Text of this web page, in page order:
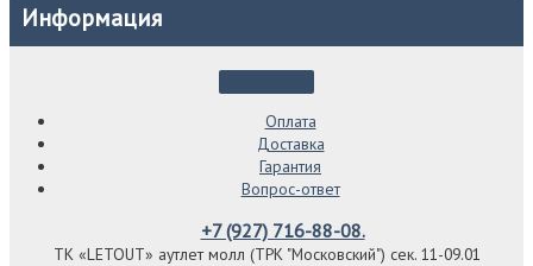
Информация
Оплата
Доставка
Гарантия
Вопрос-ответ
+7 (927) 716-88-08.
ТК «LETOUT» аутлет молл (ТРК "Московский") сек. 11-09.01